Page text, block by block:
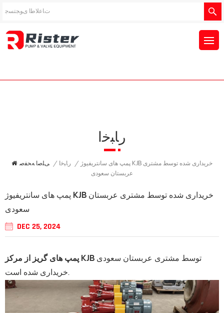
ﺭﺎﺒﺧﺍ
ﯽﻠﺻﺍ ﻪﺤﻔﺻ / ﺭﺎﺒﺧﺍ /
پمپ های سانتریفیوژ KJB خریداری شده توسط مشتری
عربستان سعودی
پمپ های سانتریفیوژ KJB خریداری شده توسط مشتری عربستان
سعودی
DEC 25, 2024
پمپ های گریز از مرکز KJB
خریداری شده است.